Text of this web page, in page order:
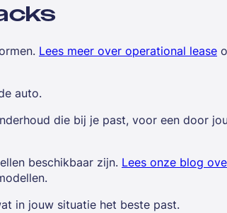
Lees meer over operational lease
auto.
die bij je past, voor een door
beschikbaar zijn. Lees onze blog
in jouw situatie het beste past.